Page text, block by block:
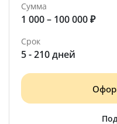
Сумма
1 000 – 100 000 ₽
Срок
5 - 210 дней